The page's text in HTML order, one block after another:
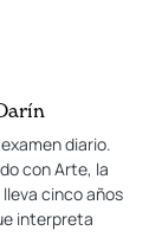
diario.
con Arte, la
lleva cinco años
interpreta